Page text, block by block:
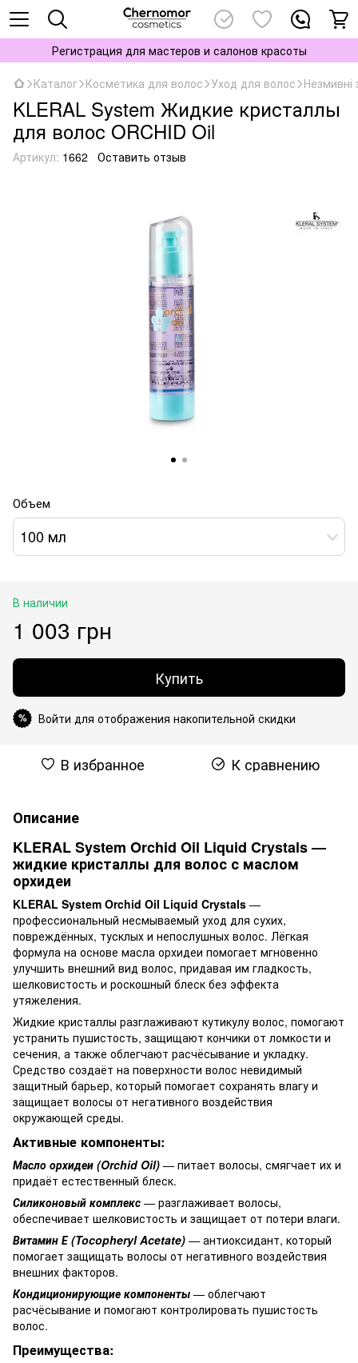
Регистрация для мастеров и салонов красоты
Каталог Косметика для волос Уход для волос
KLERAL System Жидкие кристаллы
для волос ORCHID Oil
Артикул: 1662 Оставить отзыв
Объем
100 мл
В наличии
1 003 грн
Купить
% Войти для отображения накопительной скидки
В избранное К сравнению
Описание
KLERAL System Orchid Oil Liquid Crystals —
жидкие кристаллы для волос с маслом
орхидеи
KLERAL System Orchid Oil Liquid Crystals —
профессиональный несмываемый уход для сухих,
повреждённых, тусклых и непослушных волос. Лёгкая
формула на основе масла орхидеи помогает мгновенно
улучшить внешний вид волос, придавая им гладкость,
шелковистость и роскошный блеск без эффекта
утяжеления.
Жидкие кристаллы разглаживают кутикулу волос, помогают
устранить пушистость, защищают кончики от ломкости и
сечения, а также облегчают расчёсывание и укладку.
Средство создаёт на поверхности волос невидимый
защитный барьер, который помогает сохранять влагу и
защищает волосы от негативного воздействия
окружающей среды.
Активные компоненты:
Масло орхидеи (Orchid Oil) — питает волосы, смягчает их и
придаёт естественный блеск.
Силиконовый комплекс — разглаживает волосы,
обеспечивает шелковистость и защищает от потери влаги.
Витамин Е (Tocopheryl Acetate) — антиоксидант, который
помогает защищать волосы от негативного воздействия
внешних факторов.
Кондиционирующие компоненты — облегчают
расчёсывание и помогают контролировать пушистость
волос.
Преимущества: